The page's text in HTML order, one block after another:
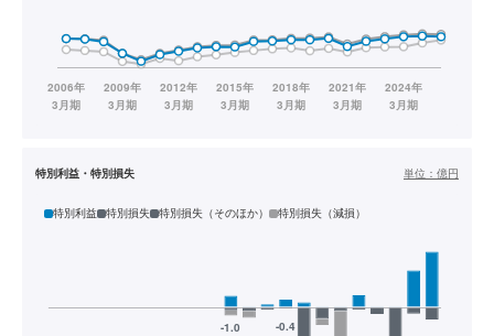
特別利益・特別損失 単位： 億円
特別利益 特別損失 特別損失（そのほか） 特別損失（減損）